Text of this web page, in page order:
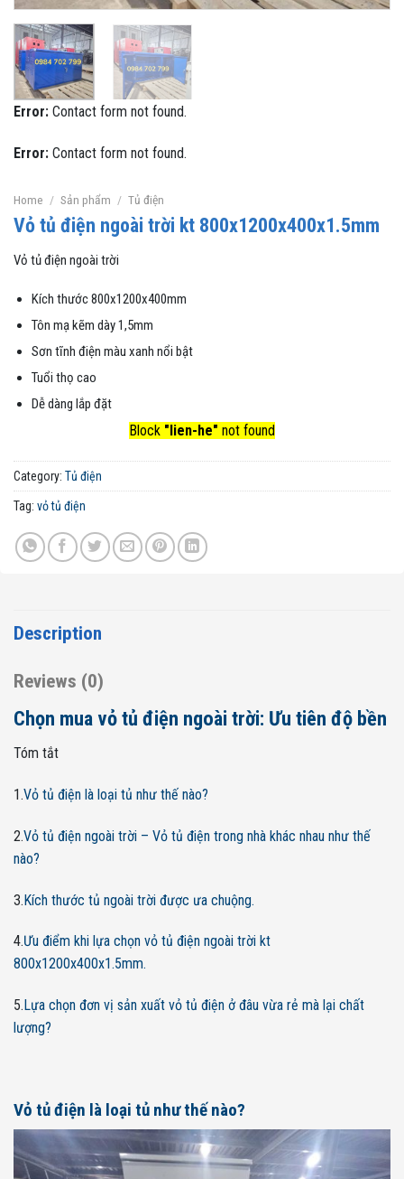
Error: Contact form not found.
Error: Contact form not found.
Home / Sản phẩm / Tủ điện
Vỏ tủ điện ngoài trời kt 800x1200x400x1.5mm
Vỏ tủ điện ngoài trời
Kích thước 800x1200x400mm
Tôn mạ kẽm dày 1,5mm
Sơn tĩnh điện màu xanh nổi bật
Tuổi thọ cao
Dễ dàng lắp đặt
Block "lien-he" not found
Category: Tủ điện
Tag: vỏ tủ điện
Description
Reviews (0)
Chọn mua vỏ tủ điện ngoài trời: Ưu tiên độ bền
Tóm tắt
1.Vỏ tủ điện là loại tủ như thế nào?
2.Vỏ tủ điện ngoài trời – Vỏ tủ điện trong nhà khác nhau như thế
nào?
3.Kích thước tủ ngoài trời được ưa chuộng.
4.Ưu điểm khi lựa chọn vỏ tủ điện ngoài trời kt
800x1200x400x1.5mm.
5.Lựa chọn đơn vị sản xuất vỏ tủ điện ở đâu vừa rẻ mà lại chất
lượng?
Vỏ tủ điện là loại tủ như thế nào?